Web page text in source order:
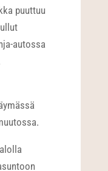
puuttuu
autossa